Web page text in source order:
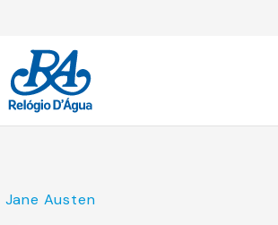
Jane Austen